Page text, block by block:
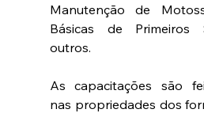
Manutenção de
Básicas de Primeiros
outros.
As capacitações são
nas propriedades dos